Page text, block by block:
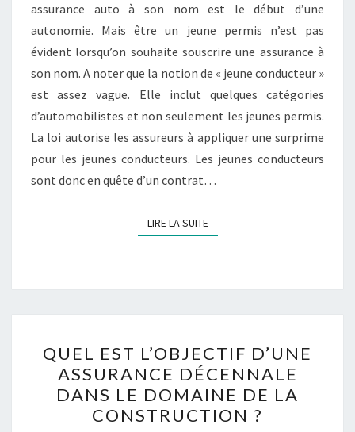
LES
JEUNES
CONDUCTEURS
?
assurance auto à son nom est le début d’une
autonomie. Mais être un jeune permis n’est pas
évident lorsqu’on souhaite souscrire une assurance à
son nom. A noter que la notion de « jeune conducteur »
est assez vague. Elle inclut quelques catégories
d’automobilistes et non seulement les jeunes permis.
La loi autorise les assureurs à appliquer une surprime
pour les jeunes conducteurs. Les jeunes conducteurs
sont donc en quête d’un contrat…
LIRE LA SUITELIRE LA SUITE
EST
L’OBJECTIF
D’UNE
ASSURANCE
QUEL EST L’OBJECTIF D’UNE
ASSURANCE DÉCENNALE
DANS LE DOMAINE DE LA
CONSTRUCTION ?